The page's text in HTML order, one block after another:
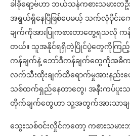
ခါခိုရော့ဗ်ဟာ ဘယ်သန်ကစားသမားတဦ
အရွယ်ရှိနေပြီဖြစ်ပေမယ့် သက်လုံပိုင်းက
ချက်ကိုအားပြုကစားတာတွေ့ရသလို ကန်
တယ်။ သူအနိုင်ရရှိတဲ့ပြိုင်ပွဲတွေကိုကြ
ကန်ချက်နဲ့ ဘော်ဒီကန်ချက်တွေကိုအဓိကအ
လက်သီးထိုးချက်ထိရောက်မှုအားနည်း
သစ်ထက်ရှည်နေတာတွေ၊ အနီးကပ်ပူး
တိုက်ချက်တွေဟာ သူ့အတွက်အားသာချ
သွေးသစ်ဝင်းလှိုင်ကတော့ ကစားသမား